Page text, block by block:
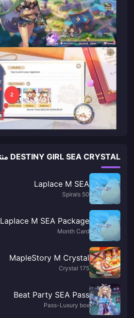
DESTINY GIRL SEA CRYSTAL منتجات ذات صلة
Laplace M SEA
50 Spirals
Laplace M SEA Package
Month Card
MapleStory M Crystal
Crystal 175
Beat Party SEA Pass
Pass-Luxury box